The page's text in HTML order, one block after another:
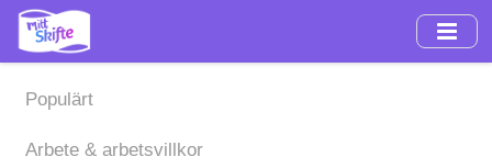
Hoppa
huvudinnehåll
Populärt
Arbete & arbetsvillkor